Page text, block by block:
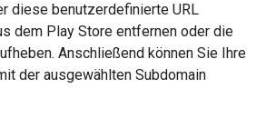
diese benutzerdefinierte URL
dem Play Store entfernen oder die
Anschließend können Sie Ihre
der ausgewählten Subdomain